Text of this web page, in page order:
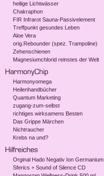
heilige Lichtwässer
Chakraphon
FIR Infrarot Sauna-Passivelement
Treffpunkt gesundes Leben
Aloe Vera
orig.Rebounder (spez. Trampoline)
Zehenschienen
Magnesiumchlorid reinstes der Welt
Harmonyomega
Heilenhandbücher
Quantum Marketing
zugang-zum-selbst
richtiges wirksamens Besten
Das Grippe Märchen
Nichtraucher
Krebs na und?
Orginal Hado Negativ Ion Germanium
Sferics + Sound of Silence CD